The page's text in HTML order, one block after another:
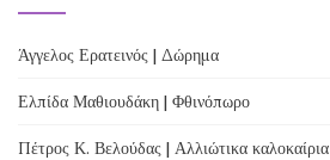
Άγγελος Ερατεινός | Δώρημα
Ελπίδα Μαθιουδάκη | Φθινόπωρο
Πέτρος Κ. Βελούδας | Αλλιώτικα καλοκαίρια